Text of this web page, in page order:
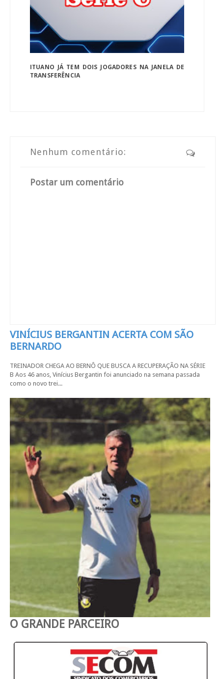
ITUANO JÁ TEM DOIS JOGADORES NA JANELA DE
TRANSFERÊNCIA
Nenhum comentário:
Postar um comentário
VINÍCIUS BERGANTIN ACERTA COM SÃO
BERNARDO
TREINADOR CHEGA AO BERNÔ QUE BUSCA A RECUPERAÇÃO NA SÉRIE
B Aos 46 anos, Vinícius Bergantin foi anunciado na semana passada
como o novo trei...
O GRANDE PARCEIRO